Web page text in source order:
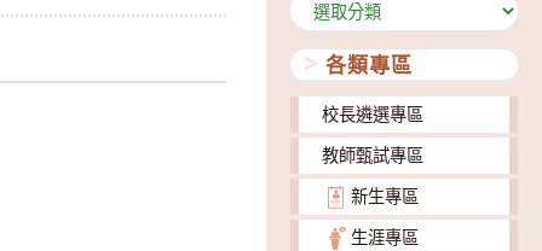
類
各類專區
校長遴選專區
教師甄試專區
新生專區
生涯專區